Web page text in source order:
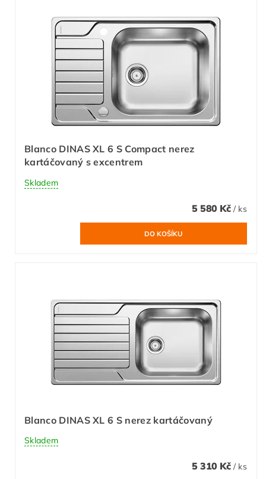
Blanco DINAS XL 6 S Compact nerez
kartáčovaný s excentrem
Skladem
5 580 Kč / ks
Blanco DINAS XL 6 S nerez kartáčovaný
Skladem
5 310 Kč / ks